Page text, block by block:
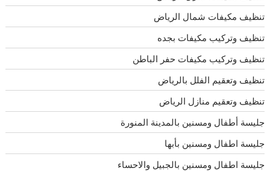
تنظيف مكيفات شمال الرياض
تنظيف وتركيب مكيفات بجده
تنظيف وتركيب مكيفات حفر الباطن
تنظيف وتعقيم الفلل بالرياض
تنظيف وتعقيم منازل الرياض
جليسة أطفال ومسنين بالمدينة المنورة
جليسة اطفال ومسنين بأبها
جليسة اطفال ومسنين بالجبيل والاحساء